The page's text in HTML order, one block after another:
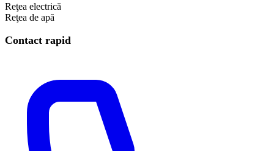
Reţea electrică
Reţea de apă
Contact rapid